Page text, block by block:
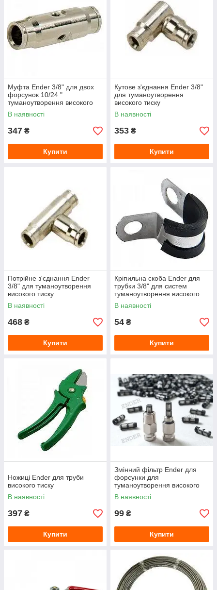
Муфта Ender 3/8" для двох
форсунок 10/24 "
туманоутворення високого
тиску
В наявності
347 ₴
Купити
Кутове з'єднання Ender 3/8"
для туманоутворення
високого тиску
В наявності
353 ₴
Купити
Потрійне з'єднання Ender
3/8" для туманоутворення
високого тиску
В наявності
468 ₴
Купити
Кріпильна скоба Ender для
трубки 3/8" для систем
туманоутворення високого
тиску
В наявності
54 ₴
Купити
Ножиці Ender для труби
високого тиску
В наявності
397 ₴
Купити
Змінний фільтр Ender для
форсунки для
туманоутворення високого
тиску
В наявності
99 ₴
Купити